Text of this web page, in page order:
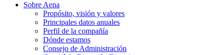
Sobre Aena
Propósito, visión y valores
Principales datos anuales
Perfil de la compañía
Dónde estamos
Consejo de Administración